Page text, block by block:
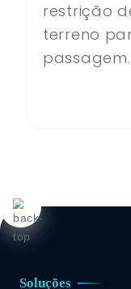
restrição
terreno
Soluções